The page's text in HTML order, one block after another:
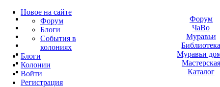
Новое на сайте
Форум
Блоги
События в
колониях
Блоги
Колонии
Войти
Peгиcтpaция
Форум
ЧаВо
Муравьи
Муравьи
Мастерская
Каталог